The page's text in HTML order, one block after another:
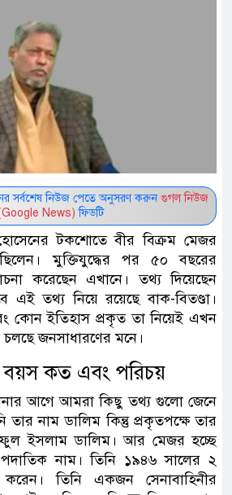
সর্বশেষ নিউজ পেতে অনুসরণ করুন গুগল নিউজ
News) ফিডটি
টকশোতে বীর বিক্রম মেজর
মুক্তিযুদ্ধের পর ৫০ বছরের
করেছেন এখানে। তথ্য দিয়েছেন
এই তথ্য নিয়ে রয়েছে বাক-বিতণ্ডা।
কোন ইতিহাস প্রকৃত তা নিয়েই এখন
জনসাধারণের মনে।
বয়স কত এবং পরিচয়
আগে আমরা কিছু তথ্য গুলো জেনে
নাম ডালিম কিন্তু প্রকৃতপক্ষে তার
ইসলাম ডালিম। আর মেজর হচ্ছে
পদাতিক নাম। তিনি ১৯৪৬ সালের ২
করেন। তিনি একজন সেনাবাহিনীর